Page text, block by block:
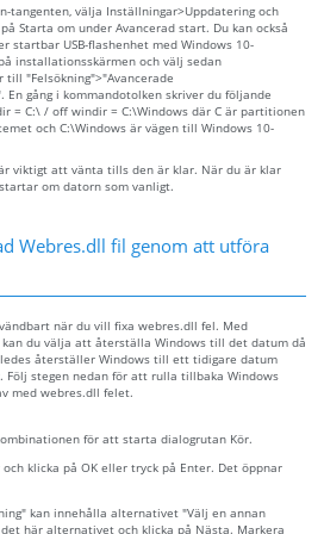
tangenten, välja Inställningar>Uppdatering och
Starta om under Avancerad start. Du kan också
USB-flashenhet med Windows 10-
installationsskärmen och välj sedan
"Felsökning">"Avancerade
gång i kommandotolken skriver du följande
= C:\ / off windir = C:\Windows där C är partitionen
och C:\Windows är vägen till Windows 10-
viktigt att vänta tills den är klar. När du är klar
om datorn som vanligt.
Webres.dll fil genom att utföra
när du vill fixa webres.dll fel. Med
du välja att återställa Windows till det datum då
återställer Windows till ett tidigare datum
Följ stegen nedan för att rulla tillbaka Windows
med webres.dll felet.
för att starta dialogrutan Kör.
klicka på OK eller tryck på Enter. Det öppnar
kan innehålla alternativet "Välj en annan
här alternativet och klicka på Nästa. Markera